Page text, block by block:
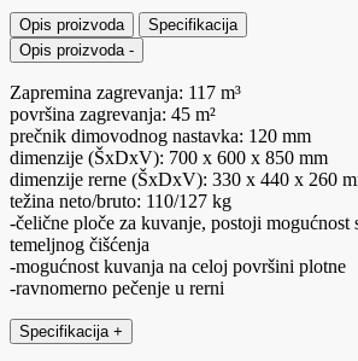
Opis proizvoda
Specifikacija
Opis proizvoda -
Zapremina zagrevanja: 117 m³
površina zagrevanja: 45 m²
prečnik dimovodnog nastavka: 120 mm
dimenzije (ŠxDxV): 700 x 600 x 850 mm
dimenzije rerne (ŠxDxV): 330 x 440 x 260
težina neto/bruto: 110/127 kg
-čelične ploče za kuvanje, postoji mogućnost
temeljnog čišćenja
-mogućnost kuvanja na celoj površini plotne
-ravnomerno pečenje u rerni
Specifikacija +